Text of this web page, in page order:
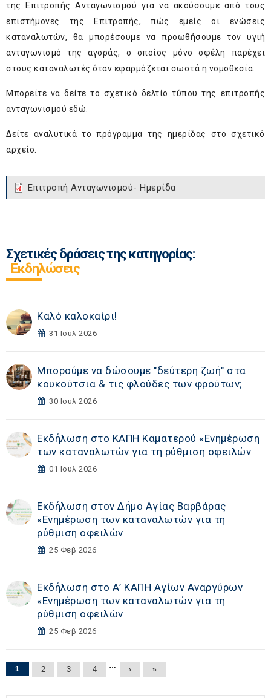
της
Επιτροπής Ανταγωνισμού για να ακούσουμε από τους
επιστήμονες της Επιτροπής, πώς εμείς οι ενώσεις
καταναλωτών, θα μπορέσουμε να προωθήσουμε τον υγιή
ανταγωνισμό της αγοράς, ο οποίος μόνο οφέλη παρέχει
στους καταναλωτές όταν εφαρμόζεται σωστά η νομοθεσία.
Μπορείτε να δείτε το σχετικό δελτίο τύπου της επιτροπής
ανταγωνισμού εδώ.
Δείτε αναλυτικά το πρόγραμμα της ημερίδας στο σχετικό
αρχείο.
Επιτροπή Ανταγωνισμού- Ημερίδα
Σχετικές δράσεις της κατηγορίας:
Εκδηλώσεις
Καλό καλοκαίρι!
31 Ιουλ 2026
Μπορούμε να δώσουμε "δεύτερη ζωή" στα
κουκούτσια & τις φλούδες των φρούτων;
30 Ιουλ 2026
Εκδήλωση στο ΚΑΠΗ Καματερού «Eνημέρωση
των καταναλωτών για τη ρύθμιση οφειλών
01 Ιουλ 2026
Εκδήλωση στoν Δήμο Αγίας Βαρβάρας
«Eνημέρωση των καταναλωτών για τη
ρύθμιση οφειλών
25 Φεβ 2026
Εκδήλωση στο Α’ ΚΑΠΗ Αγίων Αναργύρων
«Eνημέρωση των καταναλωτών για τη
ρύθμιση οφειλών
25 Φεβ 2026
Σελίδες
1 2 3 4 … › »